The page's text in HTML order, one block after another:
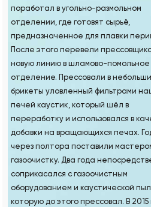
поработал в угольно-размольном
отделении, где готовят сырьё,
предназначенное для плавки
После этого перевели
новую линию в шламово-помольное
отделение. Прессовали в
брикеты уловленный фильтрами
печей каустик, который шёл в
переработку и использовался в
добавки на вращающихся печах.
через полтора поставили
газоочистку. Два года
соприкасался с газоочистным
оборудованием и каустической
которую до этого прессовал. В 2015